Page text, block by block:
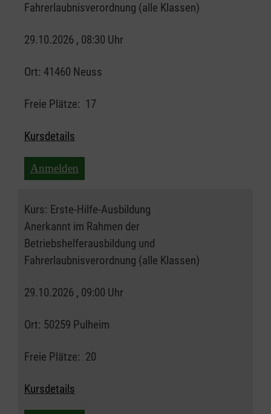
Fahrerlaubnisverordnung (alle Klassen)
29.10.2026 , 08:30 Uhr
Ort: 41460 Neuss
Freie Plätze: 17
Kursdetails
Anmelden
Kurs: Erste-Hilfe-Ausbildung
Anerkannt im Rahmen der
Betriebshelferausbildung und
Fahrerlaubnisverordnung (alle Klassen)
29.10.2026 , 09:00 Uhr
Ort: 50259 Pulheim
Freie Plätze: 20
Kursdetails